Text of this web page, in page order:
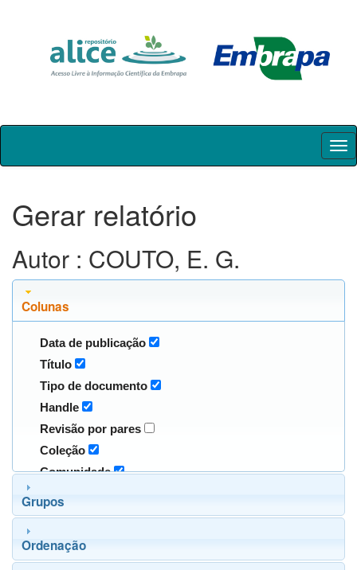
Skip
Gerar relatório
Autor : COUTO, E. G.
Colunas
Data de publicação
Título
Tipo de documento
Handle
Revisão por pares
Coleção
Comunidade
Grupos
Ordenação